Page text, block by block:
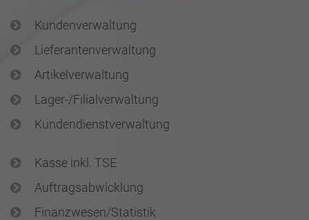
Kundenverwaltung
Lieferantenverwaltung
Artikelverwaltung
Lager-/Filialverwaltung
Kundendienstverwaltung
Kasse inkl. TSE
Auftragsabwicklung
Finanzwesen/Statistik